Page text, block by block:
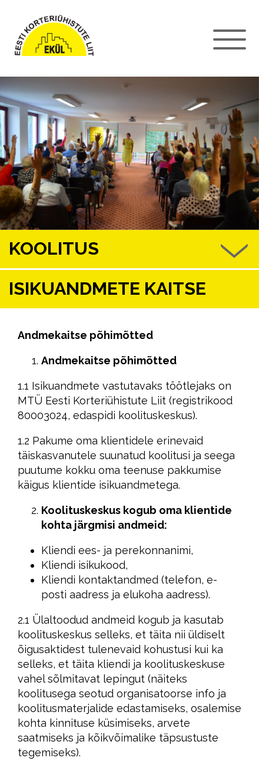
KOOLITUS
ISIKUANDMETE KAITSE
Andmekaitse põhimõtted
Andmekaitse põhimõtted
1.1 Isikuandmete vastutavaks töötlejaks on
MTÜ Eesti Korteriühistute Liit (registrikood
80003024, edaspidi koolituskeskus).
1.2 Pakume oma klientidele erinevaid
täiskasvanutele suunatud koolitusi ja seega
puutume kokku oma teenuse pakkumise
käigus klientide isikuandmetega.
Koolituskeskus kogub oma klientide
kohta järgmisi andmeid:
Kliendi ees- ja perekonnanimi,
Kliendi isikukood,
Kliendi kontaktandmed (telefon, e-
posti aadress ja elukoha aadress).
2.1 Ülaltoodud andmeid kogub ja kasutab
koolituskeskus selleks, et täita nii üldiselt
õigusaktidest tulenevaid kohustusi kui ka
selleks, et täita kliendi ja koolituskeskuse
vahel sõlmitavat lepingut (näiteks
koolitusega seotud organisatoorse info ja
koolitusmaterjalide edastamiseks, osalemise
kohta kinnituse küsimiseks, arvete
saatmiseks ja kõikvõimalike täpsustuste
tegemiseks).